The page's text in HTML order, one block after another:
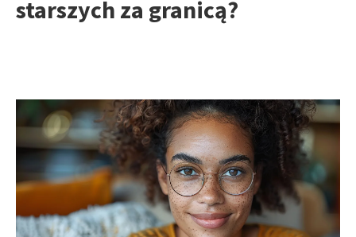
starszych za granicą?